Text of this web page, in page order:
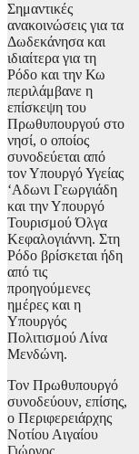
Σημαντικές
ανακοινώσεις για τα
Δωδεκάνησα και
ιδιαίτερα για τη
Ρόδο και την Κω
περιλάμβανε η
επίσκεψη του
Πρωθυπουργού στο
νησί, ο οποίος
συνοδεύεται από
τον Υπουργό Υγείας
‘Αδωνι Γεωργιάδη
και την Υπουργό
Τουρισμού Όλγα
Κεφαλογιάννη. Στη
Ρόδο βρίσκεται ήδη
από τις
προηγούμενες
ημέρες και η
Υπουργός
Πολιτισμού Λίνα
Μενδώνη.
Τον Πρωθυπουργό
συνοδεύουν, επίσης,
ο Περιφερειάρχης
Νοτίου Αιγαίου